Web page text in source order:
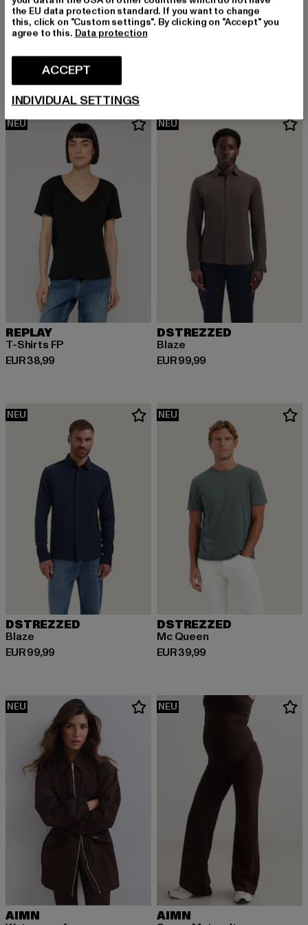
REPLAY
Hosen FP
EUR 148,99
Derzeitiger Preis: EUR 148,99
NEU
REPLAY
T-Shirts FP
EUR 38,99
Derzeitiger Preis: EUR 38,99
NEU
DSTREZZED
Blaze
EUR 99,99
Derzeitiger Preis: EUR 99,99
NEU
DSTREZZED
Blaze
EUR 99,99
Derzeitiger Preis: EUR 99,99
NEU
DSTREZZED
Mc Queen
EUR 39,99
Derzeitiger Preis: EUR 39,99
NEU
AIMN
NEU
AIMN
the EU data protection standard. If you want to change
this, click on "Custom settings". By clicking on "Accept" you
agree to this. Data protection
ACCEPT
INDIVIDUAL SETTINGS